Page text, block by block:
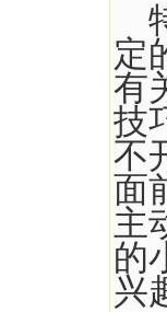
定
有
技
不
面
主
的
兴